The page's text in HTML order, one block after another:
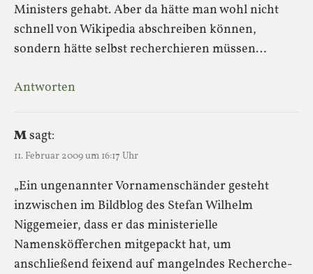
Ministers gehabt. Aber da hätte man wohl nicht
schnell von Wikipedia abschreiben können,
sondern hätte selbst recherchieren müssen…
Antworten
Msagt:
11. Februar 2009 um 16:17 Uhr
„Ein ungenannter Vornamenschänder gesteht
inzwischen im Bildblog des Stefan Wilhelm
Niggemeier, dass er das ministerielle
Namensköfferchen mitgepackt hat, um
anschließend feixend auf mangelndes Recherche-